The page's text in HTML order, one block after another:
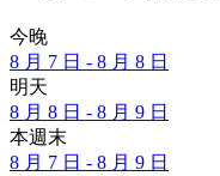
今晚
8 月 7 日 - 8 月 8 日
明天
8 月 8 日 - 8 月 9 日
本週末
8 月 7 日 - 8 月 9 日